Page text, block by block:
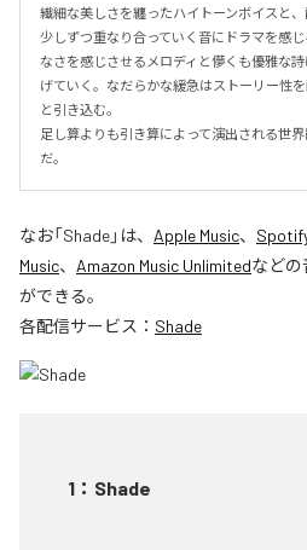
繊細な美しさを纏ったハイトーンボイスと、
少しずつ重なり合っていく音にドラマを感
なさを感じさせるメロディと儚くも優雅な
げていく。なだらかな緩急はストーリー性
と引き込む。
足し算よりも引き算によって演出される世
だ。
なお「Shade」は、 Apple Music、
Music、 Amazon Music Unlimitedなどの
ができる。
各配信サービス： Shade
1 ： Shade